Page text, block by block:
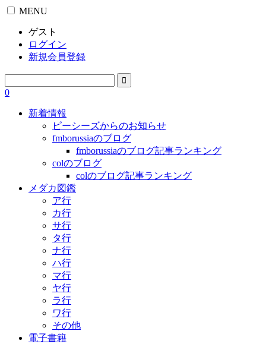
MENU
ゲスト
ログイン
新規会員登録
0
新着情報
ピーシーズからのお知らせ
fmborussiaのブログ
fmborussiaのブログ記事ランキング
colのブログ
colのブログ記事ランキング
メダカ図鑑
ア行
カ行
サ行
タ行
ナ行
ハ行
マ行
ヤ行
ラ行
ワ行
その他
電子書籍